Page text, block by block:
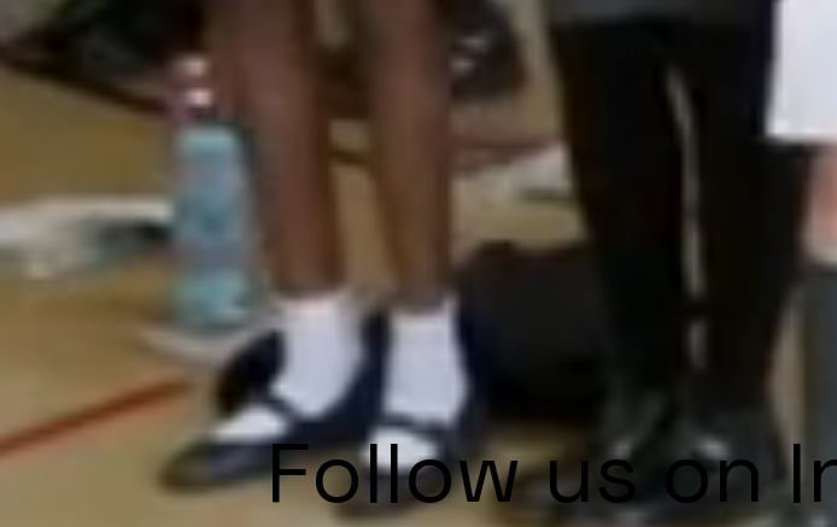
Follow us on